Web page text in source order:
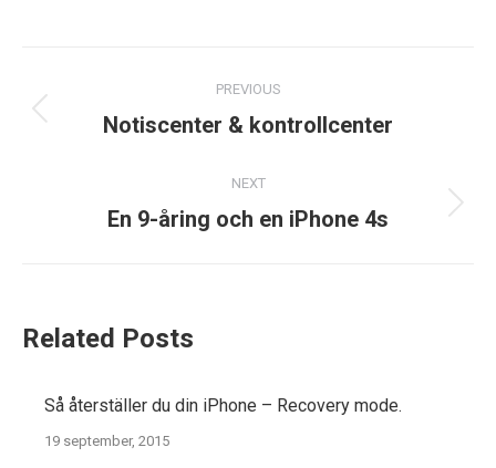
navigation
PREVIOUS
Previous
Notiscenter & kontrollcenter
NEXT
Next
En 9-åring och en iPhone 4s
Related Posts
Så återställer du din iPhone – Recovery mode.
19 september, 2015